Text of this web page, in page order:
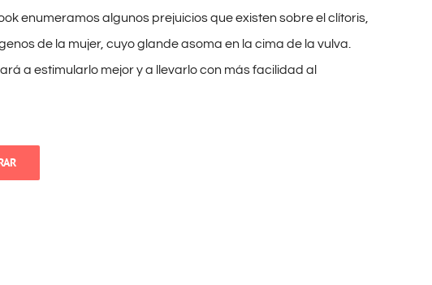
enumeramos algunos prejuicios que existen sobre el clítoris,
de la mujer, cuyo glande asoma en la cima de la vulva.
a estimularlo mejor y a llevarlo con más facilidad al